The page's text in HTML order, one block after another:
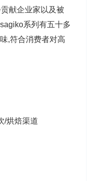
献企业家以及被
系列有五十多
,符合消费者对高
/烘焙渠道